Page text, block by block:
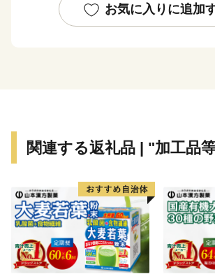
観光面でも注目されています。
近年このすばらしい自然環境や景観に惹
あふれる村として発展していくよう、様
当村では、こうした村づくりを進める
ふるさと原村」への思いを持つ方々か
け、事業に取り組んで参りたいと考え
村出身の方」、「原村出身ではないが
応援してくださる方」など、多くの方
お気に入りに追加
関連する返礼品 | "加工品